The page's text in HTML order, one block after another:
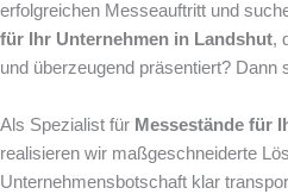
erfolgreichen Messeauftritt und
für Ihr Unternehmen in Landshut,
und überzeugend präsentiert? Dann
Als Spezialist für Messestände für
realisieren wir maßgeschneiderte
Unternehmensbotschaft klar